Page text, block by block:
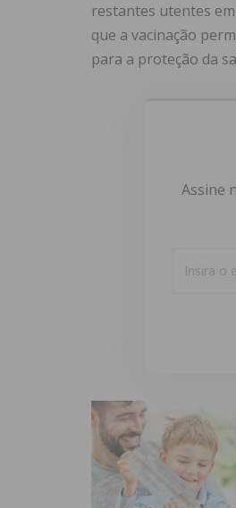
restantes utentes
que a vacinação
para a proteção da
Assine